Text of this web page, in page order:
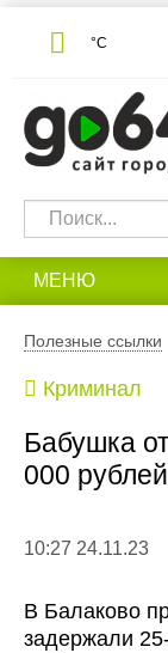
°С
МЕНЮ
Полезные ссылки
Криминал
Бабушка
000 рублей
10:27 24.11.23
В Балаково
задержали